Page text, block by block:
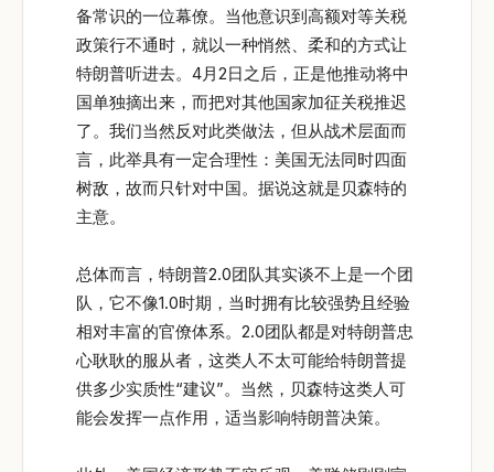
备常识的一位幕僚。当他意识到高额对等关税
政策行不通时，就以一种悄然、柔和的方式让
特朗普听进去。4月2日之后，正是他推动将中
国单独摘出来，而把对其他国家加征关税推迟
了。我们当然反对此类做法，但从战术层面而
言，此举具有一定合理性：美国无法同时四面
树敌，故而只针对中国。据说这就是贝森特的
主意。
总体而言，特朗普2.0团队其实谈不上是一个团
队，它不像1.0时期，当时拥有比较强势且经验
相对丰富的官僚体系。2.0团队都是对特朗普忠
心耿耿的服从者，这类人不太可能给特朗普提
供多少实质性“建议”。当然，贝森特这类人可
能会发挥一点作用，适当影响特朗普决策。